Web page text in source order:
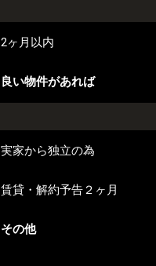
2ヶ月以内
良い物件があれば
実家から独立の為
賃貸・解約予告２ヶ月
その他